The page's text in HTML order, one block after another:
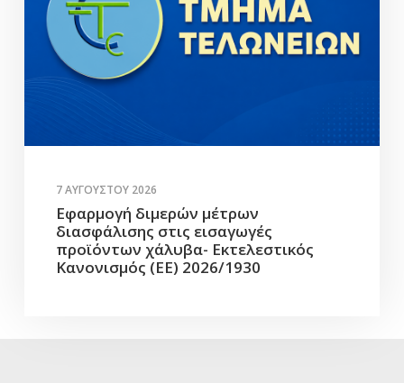
7 ΑΥΓΟΎΣΤΟΥ 2026
Εφαρμογή διμερών μέτρων
διασφάλισης στις εισαγωγές
προϊόντων χάλυβα- Εκτελεστικός
Κανονισμός (ΕΕ) 2026/1930